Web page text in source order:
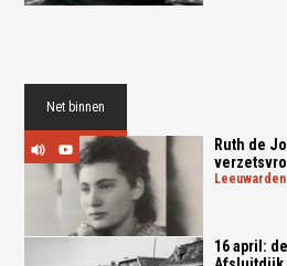
Net binnen
Ruth de
leeuwarden
16 april: